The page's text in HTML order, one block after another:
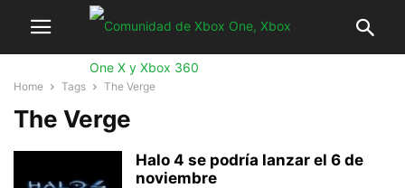
Home Tags The Verge
The Verge
Halo 4 se podría lanzar el 6 de
noviembre